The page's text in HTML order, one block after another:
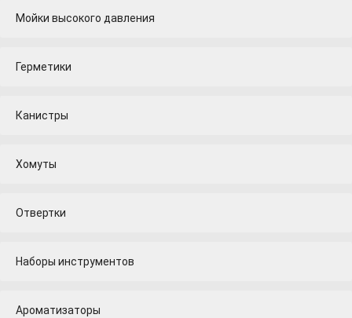
Мойки высокого давления
Герметики
Канистры
Хомуты
Отвертки
Наборы инструментов
Ароматизаторы